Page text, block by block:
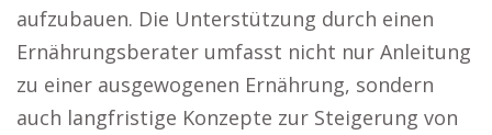
aufzubauen. Die Unterstützung durch einen
Ernährungsberater umfasst nicht nur Anleitung
zu einer ausgewogenen Ernährung, sondern
auch langfristige Konzepte zur Steigerung von